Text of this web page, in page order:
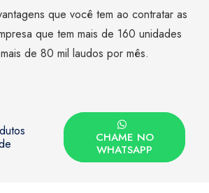
que você tem ao contratar as
que tem mais de 160 unidades
de 80 mil laudos por mês.
CHAME NO
WHATSAPP